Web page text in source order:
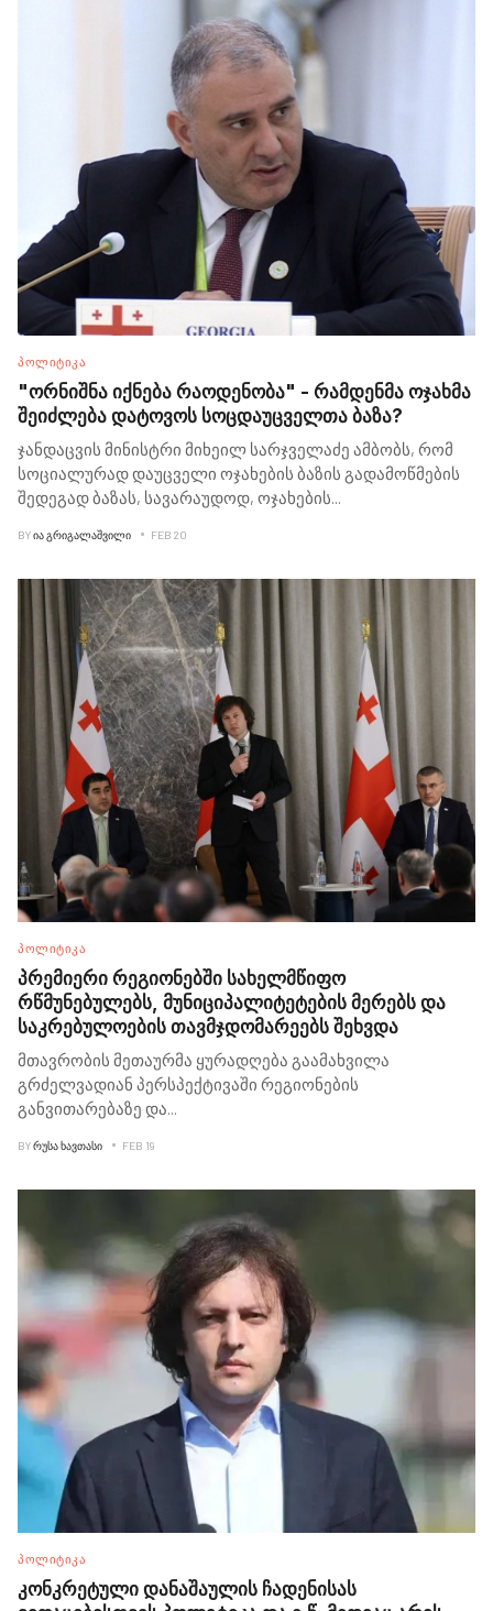
ᲞᲝᲚᲘᲢᲘᲙᲐ
"ორნიშნა იქნება რაოდენობა" - რამდენმა ოჯახმა
შეიძლება დატოვოს სოცდაუცველთა ბაზა?
ჯანდაცვის მინისტრი მიხეილ სარჯველაძე ამბობს, რომ
სოციალურად დაუცველი ოჯახების ბაზის გადამოწმების
შედეგად ბაზას, სავარაუდოდ, ოჯახების...
BYᲘᲐ ᲒᲠᲘᲒᲐᲚᲐᲨᲕᲘᲚᲘ FEB 20
ᲞᲝᲚᲘᲢᲘᲙᲐ
პრემიერი რეგიონებში სახელმწიფო
რწმუნებულებს, მუნიციპალიტეტების მერებს და
საკრებულოების თავმჯდომარეებს შეხვდა
მთავრობის მეთაურმა ყურადღება გაამახვილა
გრძელვადიან პერსპექტივაში რეგიონების
განვითარებაზე და...
BYᲠᲣᲡᲐ ᲮᲐᲕᲗᲐᲡᲘ FEB 19
ᲞᲝᲚᲘᲢᲘᲙᲐ
კონკრეტული დანაშაულის ჩადენისას